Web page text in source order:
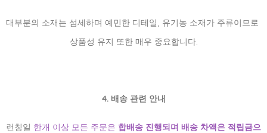
대부분의 소재는 섬세하며 예민한 디테일, 유기농 소재가 주류이므로
상품성 유지 또한 매우 중요합니다.
4. 배송 관련 안내
런칭일 한개 이상 모든 주문은 합배송 진행되며 배송 차액은 적립금으